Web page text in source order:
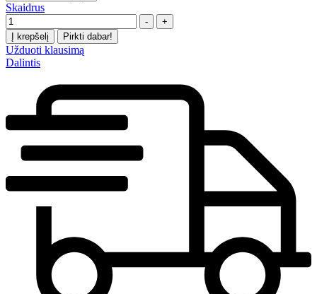
Skaidrus
Kiekis
-
+
Į krepšelį
Pirkti dabar!
Užduoti klausimą
Dalintis